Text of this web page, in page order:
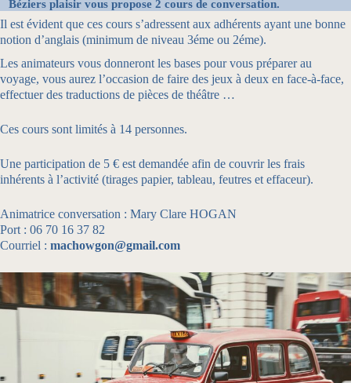
Béziers plaisirvous propose 2 cours de conversation.
Il est évident que ces cours s’adressent aux adhérents ayant une bonne
notion d’anglais (minimum de niveau 3éme ou 2éme).
Les animateurs vous donneront les bases pour vous préparer au
voyage, vous aurez l’occasion de faire des jeux à deux en face-à-face,
effectuer des traductions de pièces de théâtre …
Ces cours sont limités à 14 personnes.
Une participation de 5 € est demandée afin de couvrir les frais
inhérents à l’activité (tirages papier, tableau, feutres et effaceur).
Animatrice conversation : Mary Clare HOGAN
Port : 06 70 16 37 82
Courriel : machowgon@gmail.com